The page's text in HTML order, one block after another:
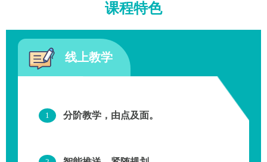
课程特色
线上教学
1 分阶教学，由点及面。